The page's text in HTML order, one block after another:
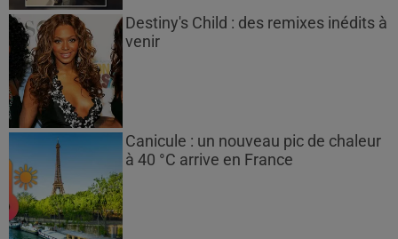
Destiny's Child : des remixes inédits à
venir
Canicule : un nouveau pic de chaleur
à 40 °C arrive en France